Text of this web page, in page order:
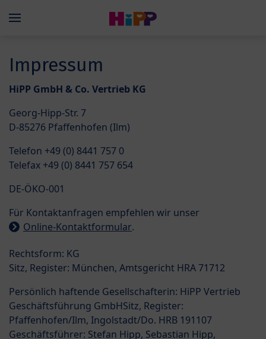
Menü
Impressum
HiPP GmbH & Co. Vertrieb KG
Georg-Hipp-Str. 7
D-85276 Pfaffenhofen (Ilm)
Telefon +49 (0) 8441 757 0
Telefax +49 (0) 8441 757 654
DE-ÖKO-001
Für Kontaktanfragen empfehlen wir unser
Online-Kontaktformular.
Rechtsform: KG
Sitz, Register: München, Amtsgericht HRA 71712
Persönlich haftende Gesellschafterin: HiPP Vertrieb
Geschäftsführung GmbHSitz, Register:
Pfaffenhofen/Ilm, Ingolstadt/Do. HRB 191107
Geschäftsführer: Stefan Hipp, Sebastian Hipp,